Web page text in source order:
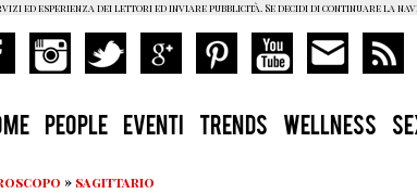
PEOPLE EVENTI TRENDS WELLNESS
» sagittario
ed esperienza dei lettori ed inviare pubblicità. Se decidi di continuare la